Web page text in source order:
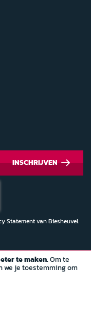
te maken.Om te
we je toestemming om
INSCHRIJVEN
Statementvan Biesheuvel.